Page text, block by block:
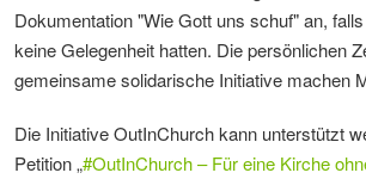
Dokumentation "Wie Gott uns schuf" an,
keine Gelegenheit hatten. Die persönlichen
gemeinsame solidarische Initiative machen
Die Initiative OutInChurch kann unterstützt
Petition „#OutInChurch – Für eine Kirche